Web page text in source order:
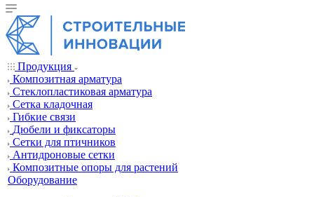
Продукция
Композитная арматура
Cтеклопластиковая арматура
Сетка кладочная
Гибкие связи
Дюбели и фиксаторы
Сетки для птичников
Антидроновые сетки
Композитные опоры для растений
Оборудование